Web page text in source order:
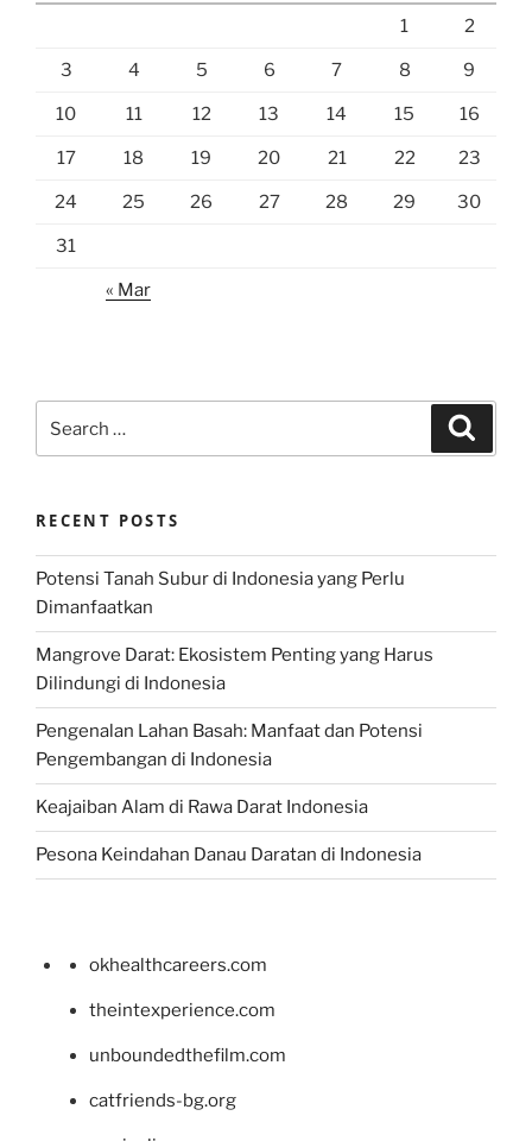
1 2
3 4 5 6 7 8 9
10 11 12 13 14 15 16
17 18 19 20 21 22 23
24 25 26 27 28 29 30
31
« Mar
for:
RECENT POSTS
Potensi Tanah Subur di Indonesia yang Perlu
Dimanfaatkan
Mangrove Darat: Ekosistem Penting yang Harus
Dilindungi di Indonesia
Pengenalan Lahan Basah: Manfaat dan Potensi
Pengembangan di Indonesia
Keajaiban Alam di Rawa Darat Indonesia
Pesona Keindahan Danau Daratan di Indonesia
okhealthcareers.com
theintexperience.com
unboundedthefilm.com
catfriends-bg.org